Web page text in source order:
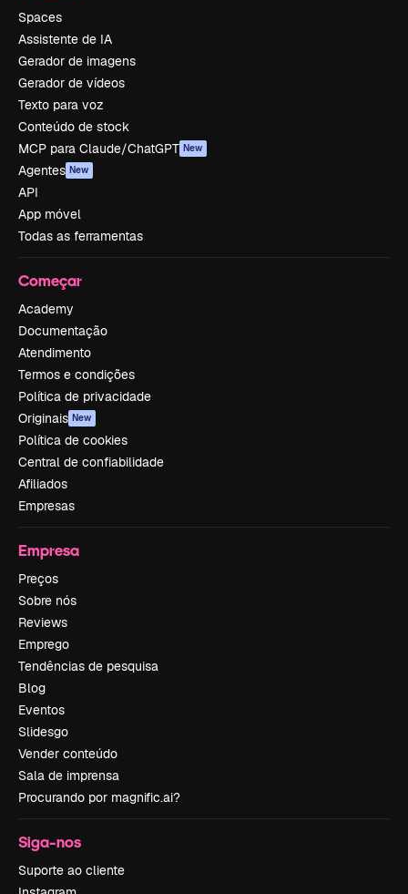
Spaces
Assistente de IA
Gerador de imagens
Gerador de vídeos
Texto para voz
Conteúdo de stock
MCP para Claude/ChatGPT New
Agentes New
API
App móvel
Todas as ferramentas
Começar
Academy
Documentação
Atendimento
Termos e condições
Política de privacidade
Originais New
Política de cookies
Central de confiabilidade
Afiliados
Empresas
Empresa
Preços
Sobre nós
Reviews
Emprego
Tendências de pesquisa
Blog
Eventos
Slidesgo
Vender conteúdo
Sala de imprensa
Procurando por magnific.ai?
Siga-nos
Suporte ao cliente